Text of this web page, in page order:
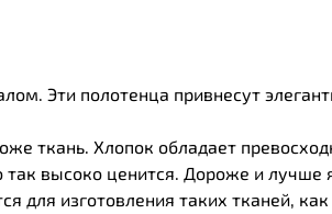
Эти полотенца привнесут
ткань. Хлопок обладает
высоко ценится. Дороже и лучше
для изготовления таких тканей, как